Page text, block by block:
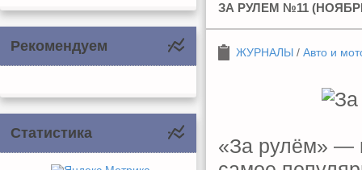
Рекомендуем
Статистика
ЗА РУЛЕМ №11
ЖУРНАЛЫ / Авто и
«За рулём» —